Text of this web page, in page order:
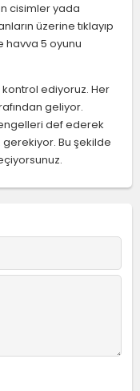
cisimler yada
üzerine tıklayıp
havva 5 oyunu
ediyoruz. Her
geliyor.
engelleri def ederek
Bu şekilde